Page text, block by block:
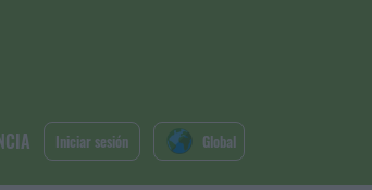
Iniciar sesión Global